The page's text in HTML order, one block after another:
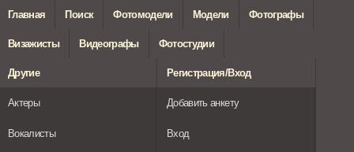
Главная Поиск Фотомодели Модели Фотографы
Визажисты Видеографы Фотостудии
Другие
Актеры
Вокалисты
Регистрация/Вход
Добавить анкету
Вход